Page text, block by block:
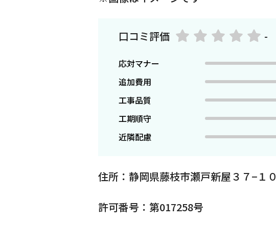
口コミ評価 -
応対マナー
追加費用
工事品質
工期順守
近隣配慮
住所：静岡県藤枝市瀬戸新屋３７−１０
許可番号：第017258号